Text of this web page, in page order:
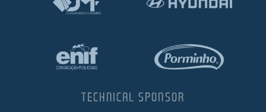
TECHNICAL SPONSOR